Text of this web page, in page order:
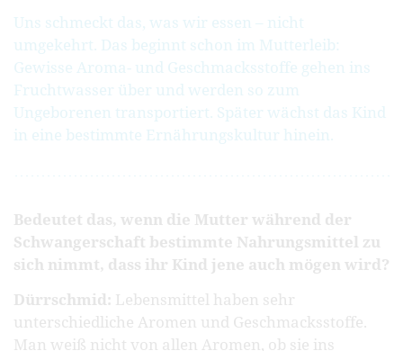
Uns schmeckt das, was wir essen – nicht
umgekehrt. Das beginnt schon im Mutterleib:
Gewisse Aroma- und Geschmacksstoffe gehen ins
Fruchtwasser über und werden so zum
Ungeborenen transportiert. Später wächst das Kind
in eine bestimmte Ernährungskultur hinein.
Bedeutet das, wenn die Mutter während der
Schwangerschaft bestimmte Nahrungsmittel zu
sich nimmt, dass ihr Kind jene auch mögen wird?
Dürrschmid: Lebensmittel haben sehr
unterschiedliche Aromen und Geschmacksstoffe.
Man weiß nicht von allen Aromen, ob sie ins